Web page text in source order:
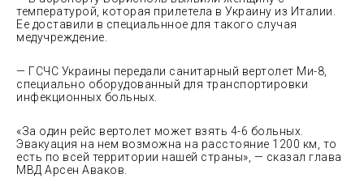
температурой, которая прилетела в Украину из Италии.
Ее доставили в специальнное для такого случая
медучреждение.
— ГСЧС Украины передали санитарный вертолет Ми-8,
специально оборудованный для транспортировки
инфекционных больных.
«За один рейс вертолет может взять 4-6 больных.
Эвакуация на нем возможна на расстояние 1200 км, то
есть по всей территории нашей страны», — сказал глава
МВД Арсен Аваков.